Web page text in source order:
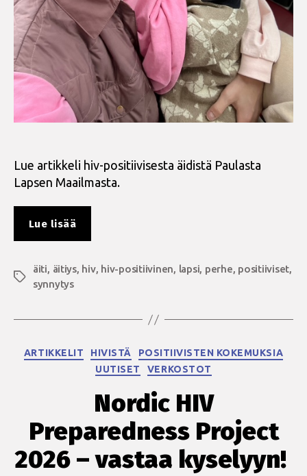
Lue artikkeli hiv-positiivisesta äidistä Paulasta
Lapsen Maailmasta.
Lue lisää
äitiyttä”
Avainsanat
äiti, äitiys, hiv, hiv-positiivinen, lapsi, perhe, positiiviset,
synnytys
Kategoriat
ARTIKKELIT HIVISTÄ
POSITIIVISTEN KOKEMUKSIA
UUTISET
VERKOSTOT
Nordic HIV
Preparedness Project
2026 – vastaa kyselyyn!